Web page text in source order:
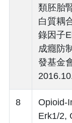
類胚胎
白質耦
錄因子
成癮防
發基金
8
Opioid-
Erk1/2,